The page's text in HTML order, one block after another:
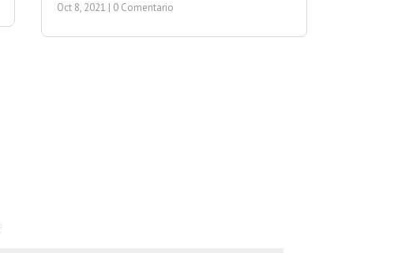
Oct 8, 2021 | 0 Comentario